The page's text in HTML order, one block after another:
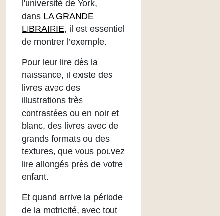
l'université de York,
dans LA GRANDE
LIBRAIRIE, il est essentiel
de montrer l’exemple.
Pour leur lire dès la
naissance, il existe des
livres avec des
illustrations très
contrastées ou en noir et
blanc, des livres avec de
grands formats ou des
textures, que vous pouvez
lire allongés près de votre
enfant.
Et quand arrive la période
de la motricité, avec tout